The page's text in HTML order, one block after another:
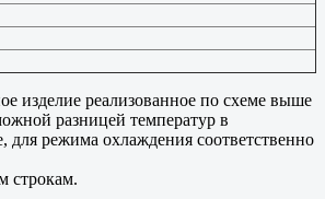
изделие реализованное по схеме выше
разницей температур в
режима охлаждения соответственно
строкам.